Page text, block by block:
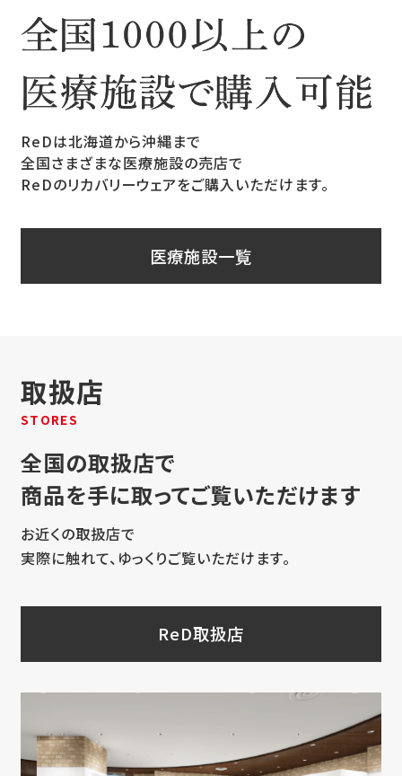
ReDは北海道から沖縄まで
全国さまざまな医療施設の売店で
ReDのリカバリーウェアをご購入いただけます。
医療施設一覧
取扱店
STORES
全国の取扱店で
商品を手に取ってご覧いただけます
お近くの取扱店で
実際に触れて、ゆっくりご覧いただけます。
ReD取扱店